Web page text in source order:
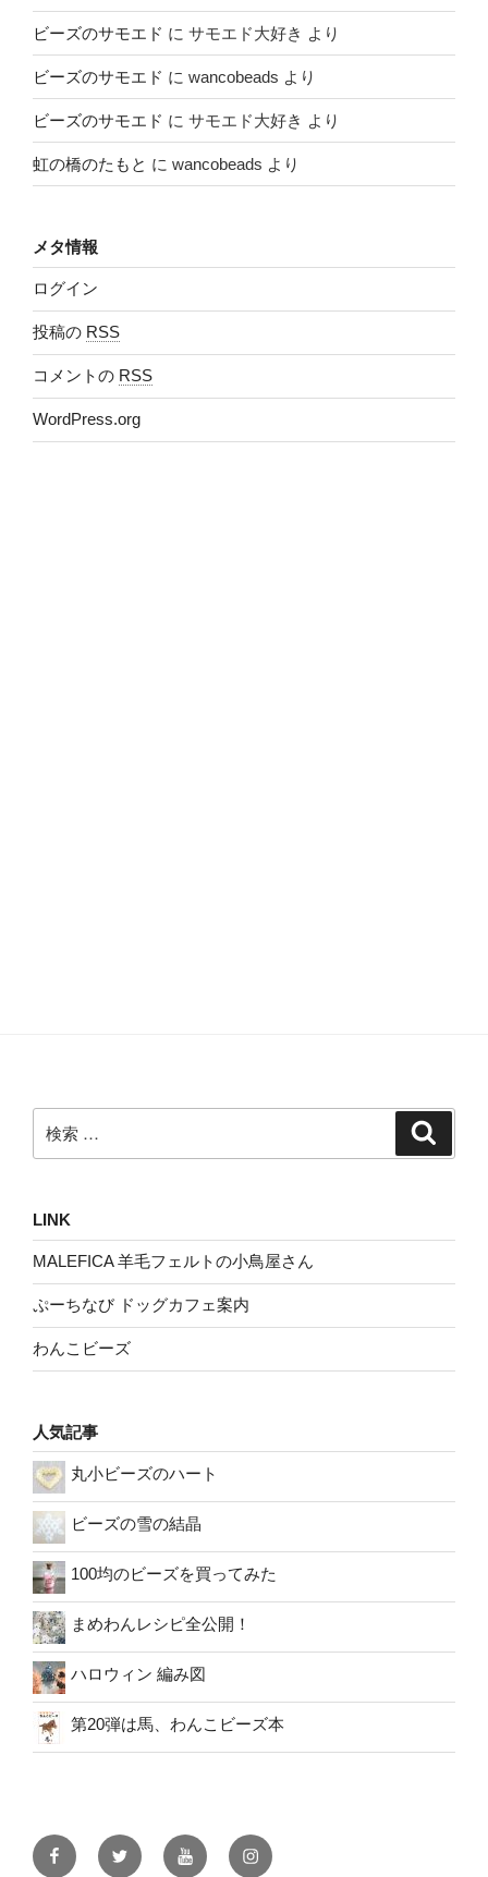
ビーズのサモエド に サモエド大好き より
ビーズのサモエド に wancobeads より
ビーズのサモエド に サモエド大好き より
虹の橋のたもと に wancobeads より
メタ情報
ログイン
投稿の RSS
コメントの RSS
WordPress.org
索:
LINK
MALEFICA 羊毛フェルトの小鳥屋さん
ぷーちなび ドッグカフェ案内
わんこビーズ
人気記事
丸小ビーズのハート
ビーズの雪の結晶
100均のビーズを買ってみた
まめわんレシピ全公開！
ハロウィン 編み図
第20弾は馬、わんこビーズ本
facebooktwitter youtube instagram